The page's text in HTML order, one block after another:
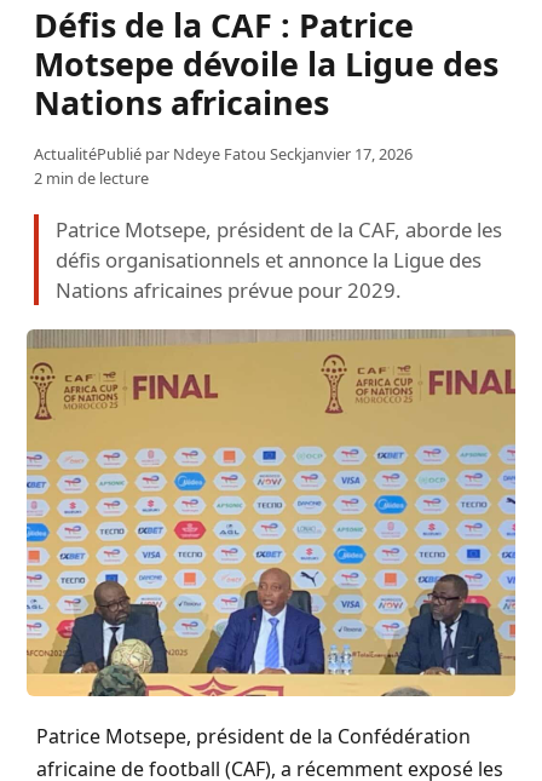
Défis de la CAF : Patrice
Motsepe dévoile la Ligue des
Nations africaines
ActualitéPublié par Ndeye Fatou Seckjanvier 17, 2026
2 min de lecture
Patrice Motsepe, président de la CAF, aborde les
défis organisationnels et annonce la Ligue des
Nations africaines prévue pour 2029.
Patrice Motsepe, président de la Confédération
africaine de football (CAF), a récemment exposé les